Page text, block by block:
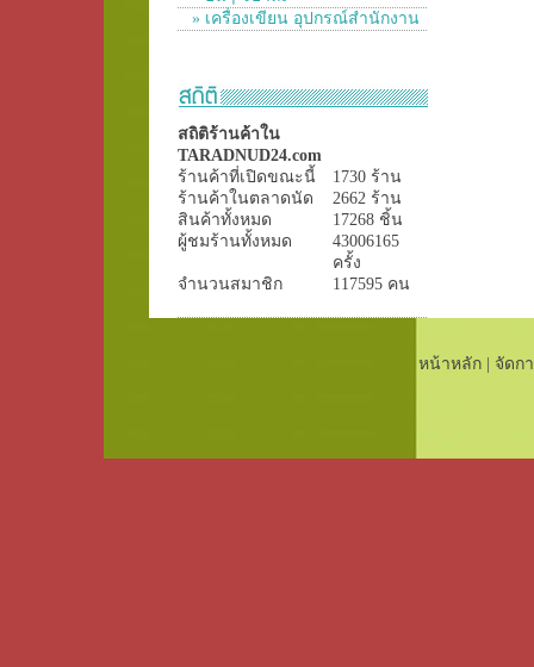
» เครื่องเขียน อุปกรณ์สำนักงาน
สถิติร้านค้าใน
TARADNUD24.com
ร้านค้าที่เปิดขณะนี้
1730 ร้าน
ร้านค้าในตลาดนัด
2662 ร้าน
สินค้าทั้งหมด
17268 ชิ้น
ผู้ชมร้านทั้งหมด
43006165
ครั้ง
จำนวนสมาชิก
117595 คน
หน้าหลัก| จัดก